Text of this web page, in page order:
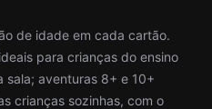
de idade em cada cartão.
para crianças do ensino
sala; aventuras 8+ e 10+
crianças sozinhas, com o